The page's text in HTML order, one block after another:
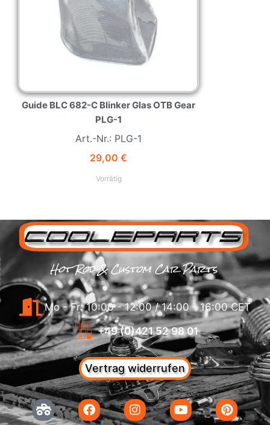
Guide BLC 682-C Blinker Glas OTB Gear
PLG-1
Art.-Nr.: PLG-1
29,00 €
Vorrätig
Hot Rod & Custom Car Parts
Mo - Fr: 10:00 - 12:00 / 14:00 - 16:00 CET
+49 (0)421 52 98 01
Vertrag widerrufen